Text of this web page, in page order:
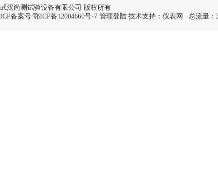
武汉尚测试验设备有限公司 版权所有
ICP备案号:鄂ICP备12004660号-7 管理登陆 技术支持： 仪表网 总流量：